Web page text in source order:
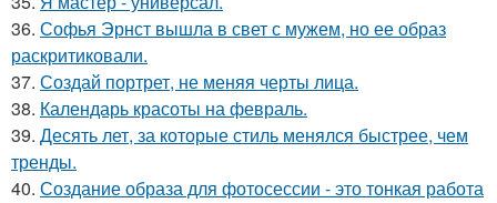
36. Софья Эрнст вышла в свет с мужем, но ее образ
раскритиковали.
37. Создай портрет, не меняя черты лица.
38. Календарь красоты на февраль.
39. Десять лет, за которые стиль менялся быстрее, чем
тренды.
40. Создание образа для фотосессии - это тонкая работа